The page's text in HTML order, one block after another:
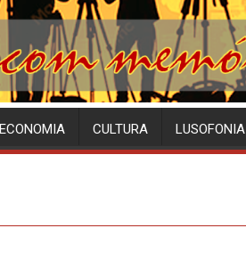
ECONOMIA CULTURA LUSOFONIA